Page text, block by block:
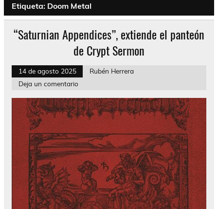
Etiqueta: Doom Metal
“Saturnian Appendices”, extiende el panteón
de Crypt Sermon
14 de agosto 2025
Rubén Herrera
Deja un comentario